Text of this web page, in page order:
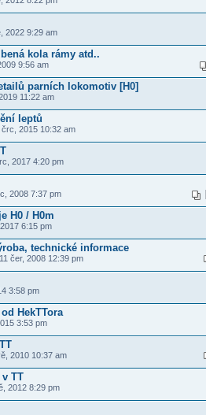
2022 9:29 am
kola rámy atd..
9:56 am
parních lokomotiv [H0]
11:22 am
leptů
2015 10:32 am
2017 4:20 pm
2008 7:37 pm
H0 / H0m
6:15 pm
technické informace
čer, 2008 12:39 pm
3:58 pm
HekTTora
3:53 pm
2010 10:37 am
v TT
2012 8:29 pm